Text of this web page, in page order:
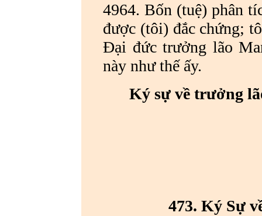
4964. Bốn (tuệ) phân
được (tôi) đắc chứng;
Đại đức trưởng lão
này như thế ấy.
Ký sự về trưởng
473. Ký Sự